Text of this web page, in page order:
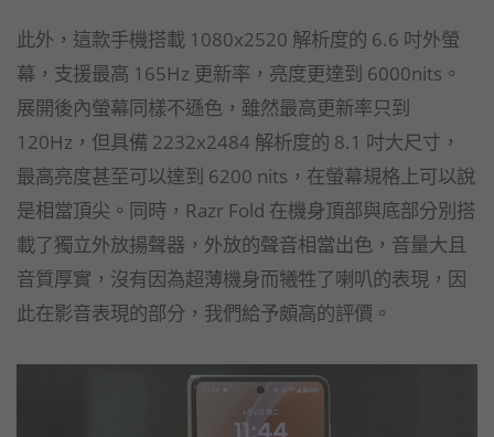
此外，這款手機搭載 1080x2520 解析度的 6.6 吋外螢
幕，支援最高 165Hz 更新率，亮度更達到 6000nits。
展開後內螢幕同樣不遜色，雖然最高更新率只到
120Hz，但具備 2232x2484 解析度的 8.1 吋大尺寸，
最高亮度甚至可以達到 6200 nits，在螢幕規格上可以說
是相當頂尖。同時，Razr Fold 在機身頂部與底部分別搭
載了獨立外放揚聲器，外放的聲音相當出色，音量大且
音質厚實，沒有因為超薄機身而犧牲了喇叭的表現，因
此在影音表現的部分，我們給予頗高的評價。